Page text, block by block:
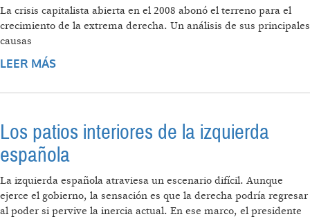
La crisis capitalista abierta en el 2008 abonó el terreno para el
crecimiento de la extrema derecha. Un análisis de sus principales
causas
LEER MÁS
Los patios interiores de la izquierda
española
La izquierda española atraviesa un escenario difícil. Aunque
ejerce el gobierno, la sensación es que la derecha podría regresar
al poder si pervive la inercia actual. En ese marco, el presidente